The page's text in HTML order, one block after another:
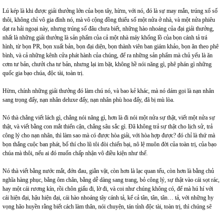
Lú kép là khi được giải thưởng lớn của bọn tây, hừm, với nó, đó là sự may mắn, trúng xổ số
thôi, không chỉ vô gia đình nó, mà vô cộng đồng thiểu số một nửa ở nhà, và một nửa phiêu
dạt ra hải ngoại này, nhưng trúng số đâu chưa biết, những hào nhoáng của đại giải thưởng,
nhất là những giải thưởng là sản phẩm của cả một nhà máy khổng lồ của bọn cánh tả trá
hình, từ bọn PR, bọn xuất bản, bọn đại diện, bọn thành viên ban giám khảo, bọn ăn theo phê
bình, và cả những kênh cửa phát hành của chúng, để ra những sản phẩm mà chủ yếu là ăn
cơm tư bản, chưởi cha tư bản, nhưng lại im bặt, không hề nói năng gì, phê phán gì những
quốc gia bạo chúa, độc tài, toàn trị.
Hừm, chính những giải thưởng đó làm chú nó, và bao kẻ khác, mà nó dám gọi là nạn nhân
sang trọng đấy, nạn nhân deluxe đấy, nạn nhân phù hoa đấy, đã bị mù lòa.
Nó thà chẳng viết lách gì, chẳng nói năng gì, hơn là đi nói một nửa sự thật, viết một nửa sự
thật, và viết bằng con mắt thiển cận, chẳng sâu sắc gì. Đã không trả sự thật cho lịch sử, trả
công lý cho nạn nhân, thì làm sao mà có được hòa giải, với hòa hợp được? đó chỉ là thứ mà
bọn thắng cuộc ban phát, bố thí cho lũ tôi đòi chiến bại, nô lệ muôn đời của toàn trị, của bạo
chúa mà thôi, nếu ai đó muốn chấp nhận vô điều kiện như thế.
Nó thà viết bằng nước mắt, đớn đau, giằn vặt, còn hơn là lạc quan tếu, còn hơn là bằng chủ
nghĩa hàng phục, bằng ôm chân, bằng dễ dàng sang trang, bỏ công lý, sự thật vào cái sọt rác,
hay một cái rương kín, rồi chôn giấu đi, lờ đi, và coi như chúng không có, để mà hú hí với
cái hiện đại, hậu hiện đại, cái hào nhoáng tây cánh tả, kể cả tân, tân, tân… tả, với những hy
vọng hão huyền rằng biết cách làm thân, nói chuyện, tán tỉnh độc tài, toàn trị, thì chúng sẽ